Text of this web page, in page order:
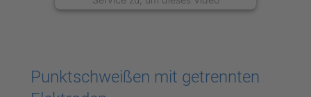
anzusehen.
Punktschweißen mit getrennten